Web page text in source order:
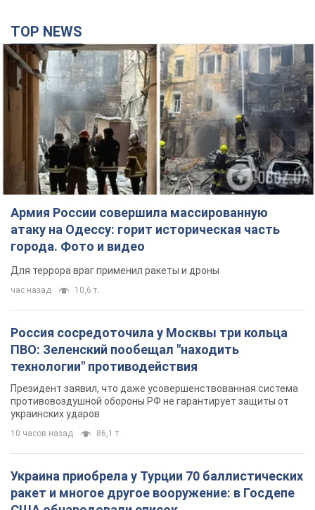
Армия России совершила массированную
атаку на Одессу: горит историческая часть
города. Фото и видео
Для террора враг применил ракеты и дроны
час назад 10,6 т.
Россия сосредоточила у Москвы три кольца
ПВО: Зеленский пообещал "находить
технологии" противодействия
Президент заявил, что даже усовершенствованная система
украинских ударов
10 часов назад 86,1 т.
Украина приобрела у Турции 70 баллистических
ракет и многое другое вооружение: в Госдепе
США обнародовали список
Госдеп уже проинформировал об этом американский
Конгресс